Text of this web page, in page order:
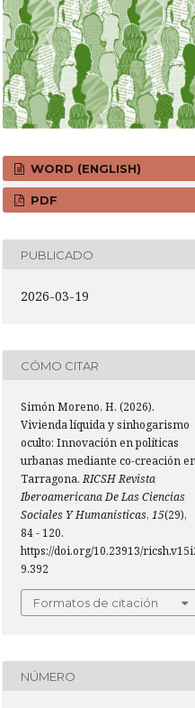
WORD (ENGLISH)
PDF
PUBLICADO
2026-03-19
CÓMO CITAR
Simón Moreno, H. (2026).
Vivienda líquida y sinhogarismo
oculto: Innovación en políticas
urbanas mediante co-creación
Tarragona.RICSH Revista
Iberoamericana De Las Ciencias
Sociales Y Humanísticas, 15(29),
84 - 120.
https://doi.org/10.23913/
9.392
Formatos de citación
NÚMERO